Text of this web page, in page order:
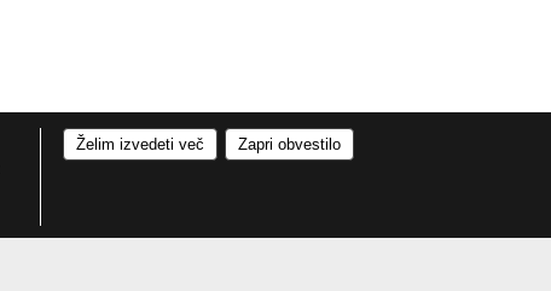
Želim izvedeti več Zapri obvestilo